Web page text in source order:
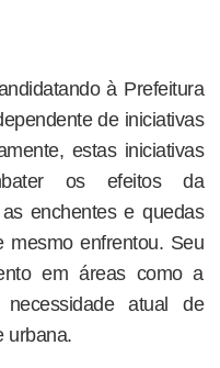
à Prefeitura
de iniciativas
estas iniciativas
os efeitos da
enchentes e quedas
mesmo enfrentou. Seu
em áreas como a
atual de
urbana.